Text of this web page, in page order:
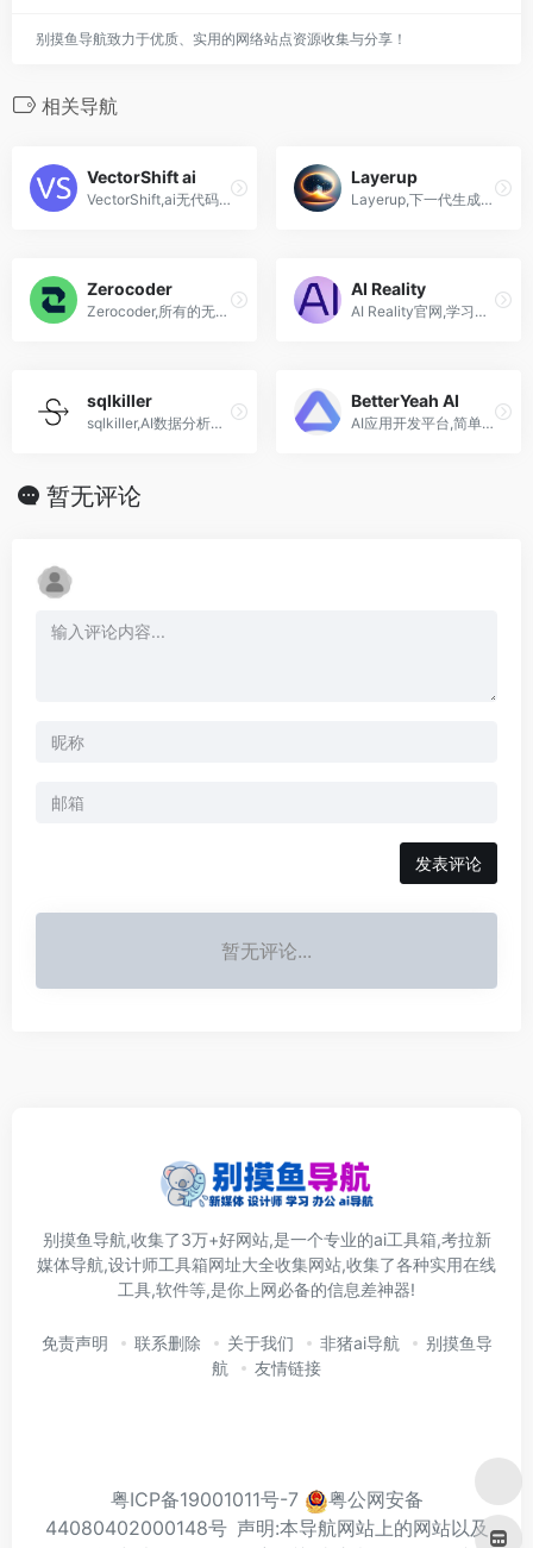
别摸鱼导航致力于优质、实用的网络站点资源收集与分享！
相关导航
VectorShift ai
VectorShift,ai无代码界面构建自动化工作流,Al应用自动化构建平台
Layerup
Layerup,下一代生成式人工智能分析，你的个人数据科学家
Zerocoder
Zerocoder,所有的无代码开发任务只需支付一笔固定的月费
AI Reality
AI Reality官网,学习和创建增强现实与人工智能
sqlkiller
sqlkiller,AI数据分析助手,自动生成检查sql,辅助生成Excel公式
BetterYeah AI
AI应用开发平台,简单、易用,API无缝集成至企业系统,斑头雁BetterYeah AI
暂无评论
发表评论
暂无评论...
别摸鱼导航,收集了3万+好网站,是一个专业的ai工具箱,考拉新
媒体导航,设计师工具箱网址大全收集网站,收集了各种实用在线
工具,软件等,是你上网必备的信息差神器!
免责声明 联系删除 关于我们 非猪ai导航
别摸鱼导
航
友情链接
粤ICP备19001011号-7
粤公网安备
44080402000148号 声明:本导航网站上的网站以及